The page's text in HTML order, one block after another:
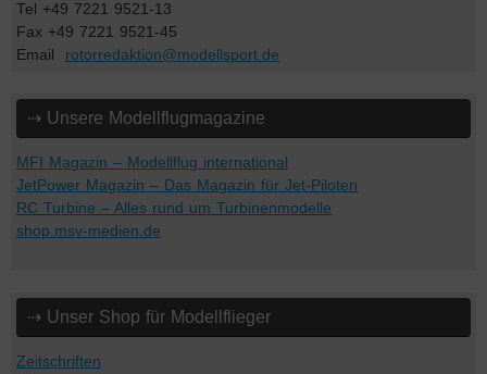
Tel +49 7221 9521-13
Fax +49 7221 9521-45
Email rotorredaktion@modellsport.de
⇢ Unsere Modellflugmagazine
MFI Magazin – Modellflug international
JetPower Magazin – Das Magazin für Jet-Piloten
RC Turbine – Alles rund um Turbinenmodelle
shop.msv-medien.de
⇢ Unser Shop für Modellflieger
Zeitschriften